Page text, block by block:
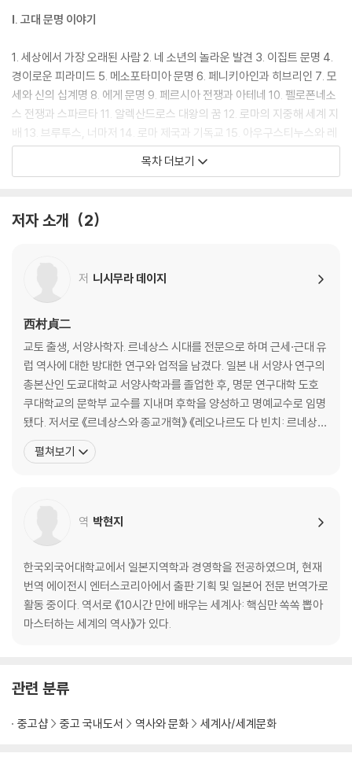
서양을 동경했던 러시아 황제는 사실 투박한 오두막에서 술잔을 기울이는
계사’가 아니라 인간이 살아온 생생한 냄새가 느껴지는 ‘정취 있는 세계
사’를 맛보게 될 것이다.
이미 일본에서는 출간 직후 베스트셀러가 되었으며 문고판으로 보급되어
오늘날까지도 ‘세계사의 클래식’으로 불린다. 한 독자는 “단숨에 읽고 감동
에 젖었다”고 감탄할 만큼 흡입력 있는 내용이 마음을 사로잡는다. 이 한
권으로 책을 손에서 못 놓는 재미에 빠질 수도, 학자의 우러나온 통찰에 깜
세계사의 낯선 이름들 앞에 주저했던 초심자부터 깊이 있는 교양을 찾는
Ⅰ. 고대 문명 이야기
1. 세상에서 가장 오래된 사람 2. 네 소년의 놀라운 발견 3. 이집트 문명 4.
경이로운 피라미드 5. 메소포타미아 문명 6. 페니키아인과 히브리인 7. 모
세와 신의 십계명 8. 에게 문명 9. 페르시아 전쟁과 아테네 10. 펠로폰네소
스 전쟁과 스파르타 11. 알렉산드로스 대왕의 꿈 12. 로마의 지중해 세계 지
배 13. 브루투스, 너마저 14. 로마 제국과 기독교 15. 아우구스티누스와 레
오 1세 16. 불교와 힌두교 17. 황하 문명 18. 공자와 석가 19. 최초의 통일
국가, 진나라 20. 한나라의 융성
Ⅱ. 동아시아 이야기
트라 23. 실크 로드를 가다 24. 북송과 남송 25. 왕안석과 주희 26. 몽골
대제국 27. 홍무제와 영락제 28. 중국의 농민 반란 29. 중화제국, 청나라 3
0. 강희제 31. 아시아의 다른 나라들
· 한눈에 보는 동아시아 세계
Ⅲ. 서남아시아 이야기
32. 마호메트와 코란 33. 이슬람 세계의 팽창 34. 수준 높은 이슬람 문화
· 한눈에 보는 서남아시아 세계
37. 게르만 민족의 대이동 38. 카를 대제의 대관 39. 로마 교회의 전성기
40. 봉건 사회의 구조 41. 도시의 공기는 자유롭다 42. 비잔틴 제국의 광
영 43. 십자군 44. 중세의 지각 변동 45. 페스트 대유행 46. 인간 찬가 4
7. 모나리자의 미소 48. 대항해 시대의 주인공 49. 인디아스 사업 50. 종
교 개혁의 서막 51. 나는 여기에 서 있다 52. 두 예수회 수도사 53. 유랑 황
제 54. 영국 왕조의 변천 55. 무적함대의 격멸 56. 잔 다르크와 카트린 드
4. 영국 혁명 65. 청교도주의의 화신 66. 영국 산업 혁명 67. 철학자의 세
가지 모습
· 한눈에 보는 유럽의 탄생
목차 더보기
저자 소개 2
저 니시무라 데이지
西村貞二
교토 출생, 서양사학자. 르네상스 시대를 전문으로 하며 근세·근대 유
럽 역사에 대한 방대한 연구와 업적을 남겼다. 일본 내 서양사 연구의
총본산인 도쿄대학교 서양사학과를 졸업한 후, 명문 연구대학 도호
쿠대학교의 문학부 교수를 지내며 후학을 양성하고 명예교수로 임명
됐다. 저서로 《르네상스와 종교개혁》 《레오나르도 다 빈치: 르네상스
와 만능 인간》 《베버, 트뢸치, 마이네케: 어느 지적 교류》 《역사학의
원근(遠近)》 《마키아벨리즘》 《현대 유럽의 역사가》 등이 있으며, 정
펼쳐보기
역 박현지
한국외국어대학교에서 일본지역학과 경영학을 전공하였으며, 현재
번역 에이전시 엔터스코리아에서 출판 기획 및 일본어 전문 번역가로
활동 중이다. 역서로 《10시간 만에 배우는 세계사: 핵심만 쏙쏙 뽑아
마스터하는 세계의 역사》가 있다.
관련 분류
중고샵 중고 국내도서 역사와 문화 세계사/세계문화